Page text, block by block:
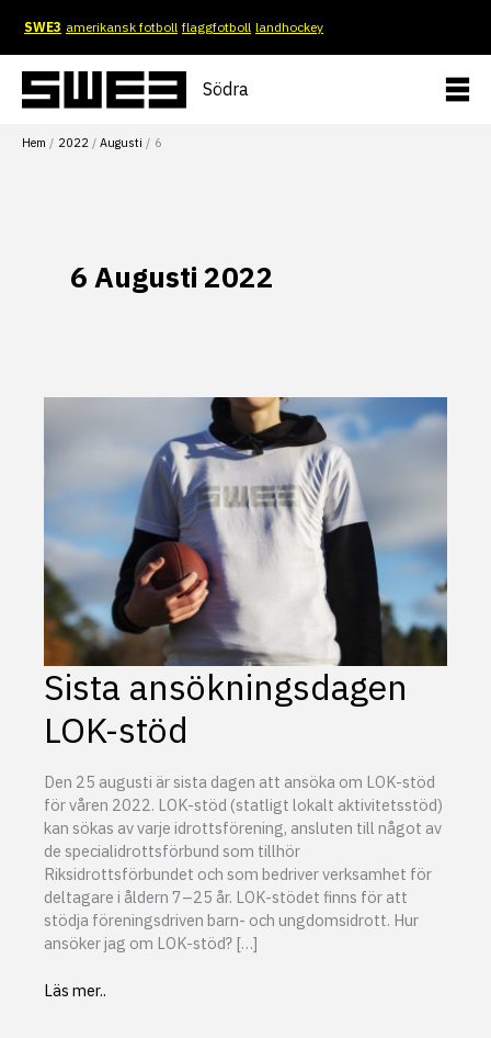
innehåll
SWE3 amerikansk fotboll flaggfotboll landhockey
Södra
Hem 2022 Augusti 6
6 Augusti 2022
Sista ansökningsdagen
LOK-stöd
Den 25 augusti är sista dagen att ansöka om LOK-stöd
för våren 2022. LOK-stöd (statligt lokalt aktivitetsstöd)
kan sökas av varje idrottsförening, ansluten till något av
de specialidrottsförbund som tillhör
Riksidrottsförbundet och som bedriver verksamhet för
deltagare i åldern 7–25 år. LOK-stödet finns för att
stödja föreningsdriven barn- och ungdomsidrott. Hur
ansöker jag om LOK-stöd? […]
Sista
Läs mer..